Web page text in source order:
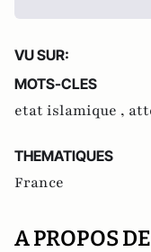
VU SUR:
MOTS-CLES
etat islamique ,
THEMATIQUES
France
A PROPOS